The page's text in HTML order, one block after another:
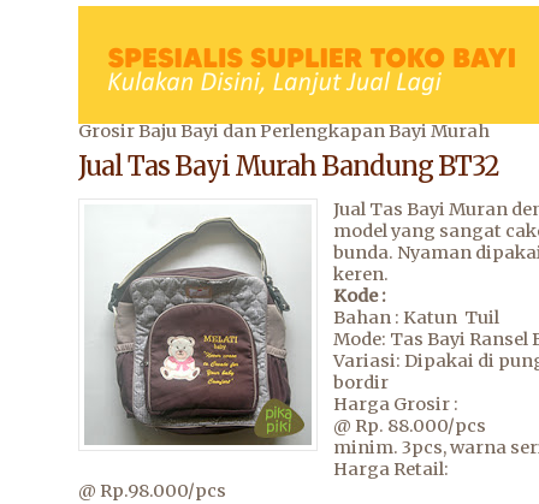
Grosir Baju Bayi dan Perlengkapan Bayi Murah
Jual Tas Bayi Murah Bandung BT32
Jual Tas Bayi Muran
model yang sangat
bunda. Nyaman
keren.
Kode :
Bahan : Katun Tuil
Mode: Tas Bayi Ransel
Variasi: Dipakai di
bordir
Harga Grosir :
@ Rp. 88.000/pcs
minim. 3pcs, warna
Harga Retail:
@ Rp.98.000/pcs